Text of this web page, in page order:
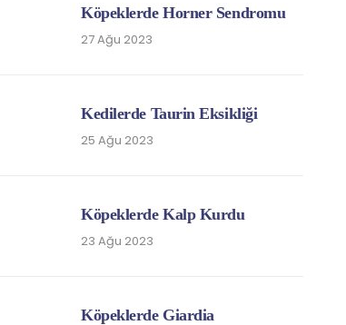
Köpeklerde Horner Sendromu
27 Ağu 2023
Kedilerde Taurin Eksikliği
25 Ağu 2023
Köpeklerde Kalp Kurdu
23 Ağu 2023
Köpeklerde Giardia